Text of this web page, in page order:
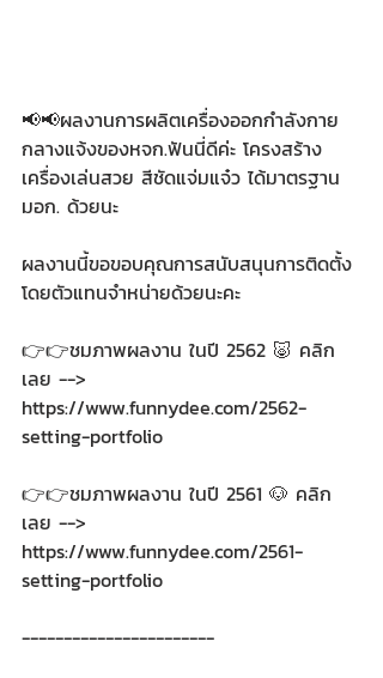
📢📢ผลงานการผลิตเครื่องออกกำลังกาย
กลางแจ้งของหจก.ฟันนี่ดีค่ะ โครงสร้าง
เครื่องเล่นสวย สีชัดแจ่มแจ๋ว ได้มาตรฐาน
มอก. ด้วยนะ
ผลงานนี้ขอขอบคุณการสนับสนุนการติดตั้ง
โดยตัวแทนจำหน่ายด้วยนะคะ
👉👉ชมภาพผลงาน ในปี 2562 🐷 คลิก
เลย -->
https://www.funnydee.com/2562-
setting-portfolio
👉👉ชมภาพผลงาน ในปี 2561 🐶 คลิก
เลย -->
https://www.funnydee.com/2561-
setting-portfolio
-----------------------